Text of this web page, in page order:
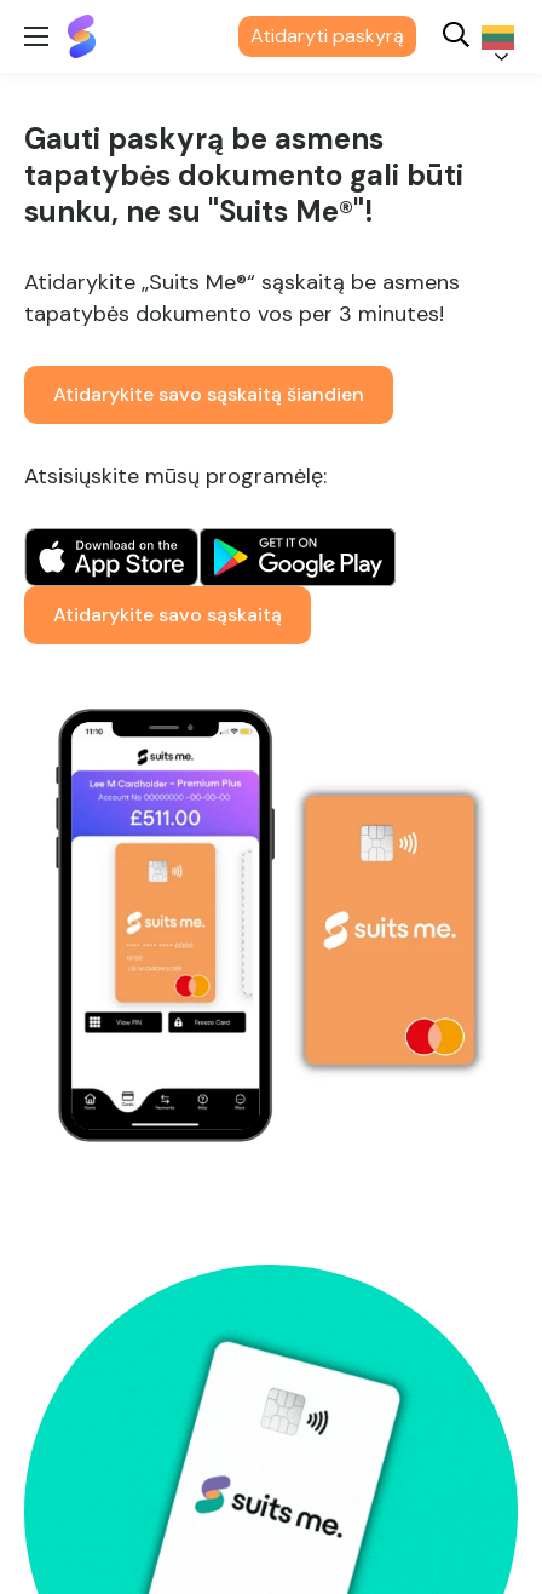
"Suits
Me® Atidaryti paskyrą
Gauti paskyrą be asmens
tapatybės dokumento gali būti
sunku, ne su "Suits Me®"!
Atidarykite „Suits Me®“ sąskaitą be asmens
tapatybės dokumento vos per 3 minutes!
Atidarykite savo sąskaitą šiandien
Atsisiųskite mūsų programėlę:
Atidarykite savo sąskaitą